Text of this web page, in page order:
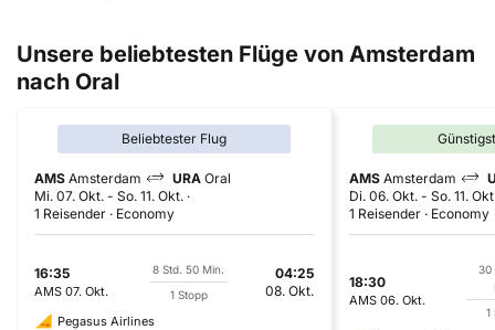
Unsere beliebtesten Flüge von Amsterdam
nach Oral
Beliebtester Flug
AMS Amsterdam URA Oral
Mi. 07. Okt. - So. 11. Okt.
1 Reisender
Economy
16:35
AMS 07. Okt.
8 Std. 50 Min.
1 Stopp
04:25
08. Okt.
Pegasus Airlines
AMS Amsterdam
Di. 06. Okt. - So. 11.
1 Reisender
Economy
18:30
AMS 06. Okt.
30
1